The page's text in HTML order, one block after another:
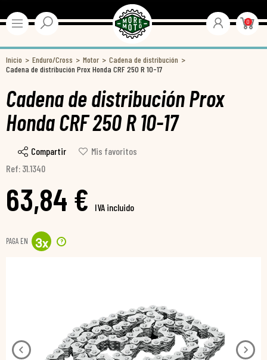
0
Inicio Enduro/Cross Motor
Cadena de distribución
Cadena de distribución Prox Honda CRF 250 R 10-17
Cadena de distribución Prox
Honda CRF 250 R 10-17
Compartir
Mis favoritos
Ref: 31.1340
63,84 € IVA incluido
PAGA EN 3x ?